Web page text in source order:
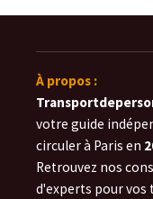
À propos :
votre guide
circuler à Paris en
Retrouvez nos
d'experts pour vos